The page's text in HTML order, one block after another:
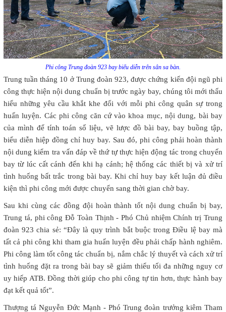
Phi công Trung đoàn 923 bay biểu diễn trên sân sa bàn.
Trung tuần tháng 10 ở Trung đoàn 923, được chứng kiến đội ngũ phi
công thực hiện nội dung chuẩn bị trước ngày bay, chúng tôi mới thấu
hiểu những yêu cầu khắt khe đối với mỗi phi công quân sự trong
huấn luyện. Các phi công căn cứ vào khoa mục, nội dung, bài bay
của mình để tính toán số liệu, vẽ lược đồ bài bay, bay buồng tập,
biểu diễn hiệp đồng chỉ huy bay. Sau đó, phi công phải hoàn thành
nội dung kiểm tra vấn đáp về thứ tự thực hiện động tác trong chuyến
bay từ lúc cất cánh đến khi hạ cánh; hệ thống các thiết bị và xử trí
tình huống bất trắc trong bài bay. Khi chỉ huy bay kết luận đủ điều
kiện thì phi công mới được chuyển sang thời gian chờ bay.
Sau khi cùng các đồng đội hoàn thành tốt nội dung chuẩn bị bay,
Trung tá, phi công Đỗ Toàn Thịnh - Phó Chủ nhiệm Chính trị Trung
đoàn 923 chia sẻ: “Đây là quy trình bắt buộc trong Điều lệ bay mà
tất cả phi công khi tham gia huấn luyện đều phải chấp hành nghiêm.
Phi công làm tốt công tác chuẩn bị, nắm chắc lý thuyết và cách xử trí
tình huống đặt ra trong bài bay sẽ giảm thiểu tối đa những nguy cơ
uy hiếp ATB. Đồng thời giúp cho phi công tự tin hơn, thực hành bay
đạt kết quả tốt”.
Thượng tá Nguyễn Đức Mạnh - Phó Trung đoàn trưởng kiêm Tham